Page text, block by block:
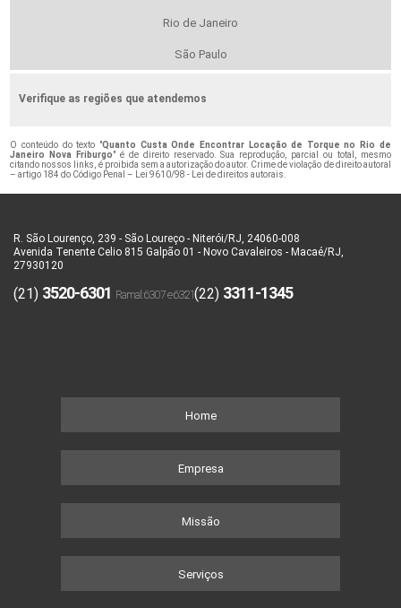
Rio de Janeiro
São Paulo
Verifique as regiões que atendemos
O conteúdo do texto "Quanto Custa Onde Encontrar Locação de Torque no Rio de
Janeiro Nova Friburgo" é de direito reservado. Sua reprodução, parcial ou total, mesmo
citando nossos links, é proibida sem a autorização do autor. Crime de violação de direito autoral
– artigo 184 do Código Penal –
Lei 9610/98 - Lei de direitos autorais
R. São Lourenço, 239 - São Loureço - Niterói/RJ, 24060-008
Avenida Tenente Celio 815 Galpão 01 - Novo Cavaleiros - Macaé/RJ,
27930120
(21) 3520-6301 (22) 3311-1345
Home
Empresa
Missão
Serviços